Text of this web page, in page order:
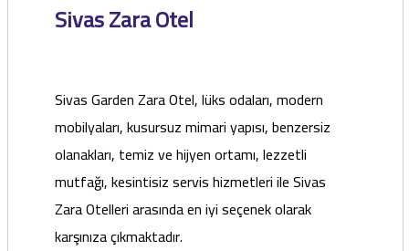
Sivas Zara Otel
Sivas Garden Zara Otel, lüks odaları, modern
mobilyaları, kusursuz mimari yapısı, benzersiz
olanakları, temiz ve hijyen ortamı, lezzetli
mutfağı, kesintisiz servis hizmetleri ile Sivas
Zara Otelleri arasında en iyi seçenek olarak
karşınıza çıkmaktadır.